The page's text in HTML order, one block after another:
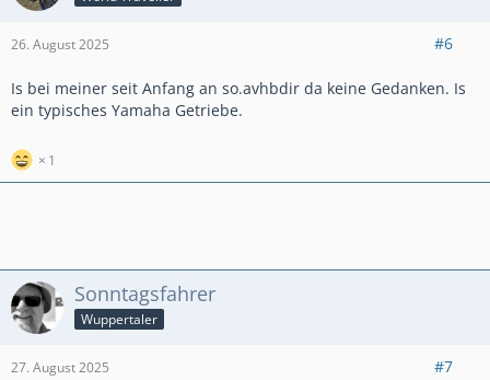
26. August 2025 #6
Is bei meiner seit Anfang an so.avhbdir da keine Gedanken. Is
ein typisches Yamaha Getriebe.
1
Sonntagsfahrer
Wuppertaler
27. August 2025 #7